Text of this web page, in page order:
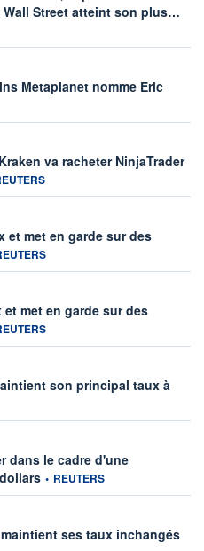
Street atteint son plus…
Metaplanet nomme Eric
par
va racheter NinjaTrader
fournie par
et met en garde sur des
fournie par
met en garde sur des
fournie par
son principal taux à
dans le cadre d'une
information fournie par
• REUTERS
ses taux inchangés